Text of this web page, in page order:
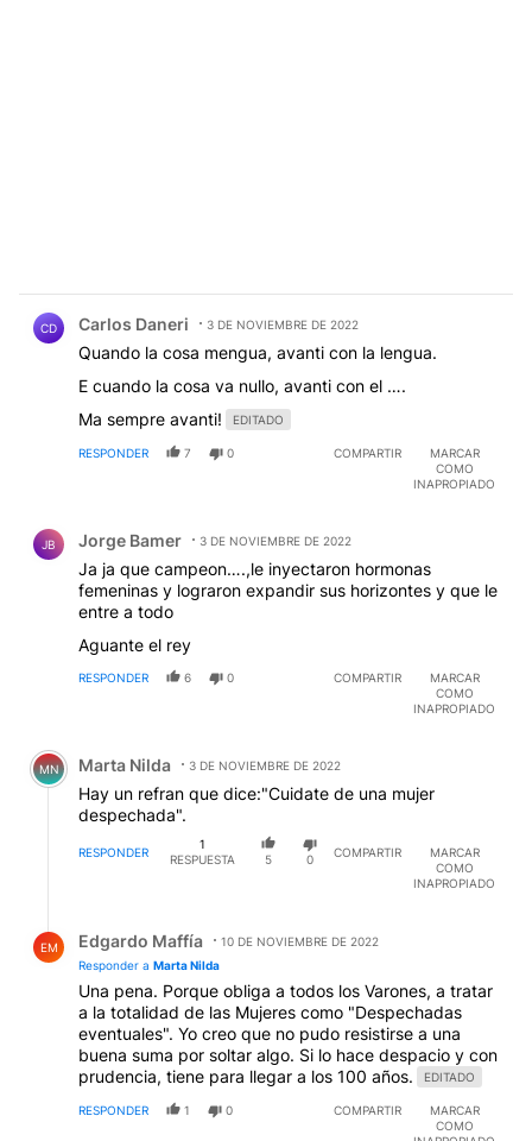
CD Carlos Daneri 3 DE NOVIEMBRE DE 2022
Quando la cosa mengua, avanti con la lengua.
E cuando la cosa va nullo, avanti con el ….
Ma sempre avanti!
EDITADO
RESPONDER 7 0 COMPARTIR
MARCAR
COMO
INAPROPIADO
JB Jorge Bamer 3 DE NOVIEMBRE DE 2022
Ja ja que campeon….,le inyectaron hormonas
femeninas y lograron expandir sus horizontes y que le
entre a todo
Aguante el rey
RESPONDER 6 0 COMPARTIR
MARCAR
COMO
INAPROPIADO
Comentario de Marta Nilda.
MN Marta Nilda 3 DE NOVIEMBRE DE 2022
Hay un refran que dice:"Cuidate de una mujer
despechada".
RESPONDER
1
RESPUESTA
5 0
COMPARTIR
MARCAR
COMO
INAPROPIADO
EM Edgardo Maffía
10 DE NOVIEMBRE DE 2022
Responder a Marta Nilda
Una pena. Porque obliga a todos los Varones, a tratar
a la totalidad de las Mujeres como "Despechadas
eventuales". Yo creo que no pudo resistirse a una
buena suma por soltar algo. Si lo hace despacio y con
prudencia, tiene para llegar a los 100 años.
EDITADO
RESPONDER 1 0 COMPARTIR
MARCAR
COMO